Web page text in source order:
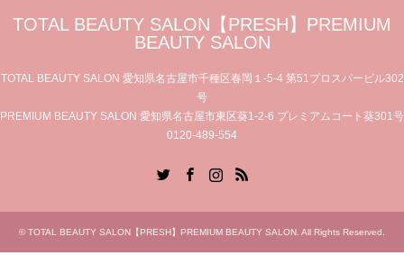
TOTAL BEAUTY SALON【PRESH】PREMIUM
BEAUTY SALON
TOTAL BEAUTY SALON 愛知県名古屋市千種区春岡１-5-4 第51プロスパービル302
号
PREMIUM BEAUTY SALON 愛知県名古屋市東区葵1-2-6 プレミアムコート葵301号
0120-489-554
RSS
©TOTAL BEAUTY SALON【PRESH】PREMIUM BEAUTY SALON. All Rights Reserved.